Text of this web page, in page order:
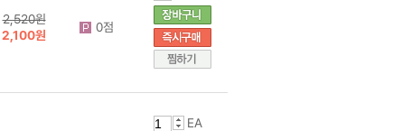
2,520원
2,100원
0점
EA